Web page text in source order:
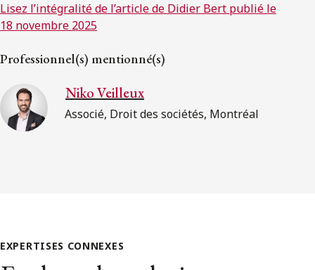
Lisez l’intégralité de l’article de Didier Bert publié le
18 novembre 2025
Professionnel(s) mentionné(s)
Niko Veilleux
Associé, Droit des sociétés, Montréal
EXPERTISES CONNEXES